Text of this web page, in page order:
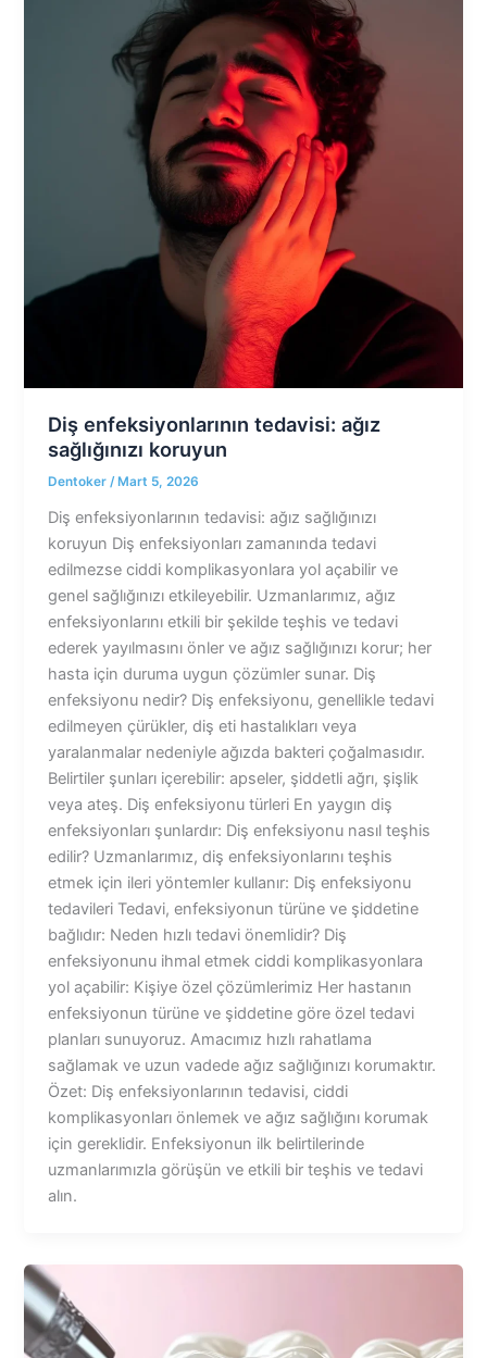
Diş enfeksiyonlarının tedavisi: ağız
sağlığınızı koruyun
Dentoker/ Mart 5, 2026
Diş enfeksiyonlarının tedavisi: ağız sağlığınızı
koruyun Diş enfeksiyonları zamanında tedavi
edilmezse ciddi komplikasyonlara yol açabilir ve
genel sağlığınızı etkileyebilir. Uzmanlarımız, ağız
enfeksiyonlarını etkili bir şekilde teşhis ve tedavi
ederek yayılmasını önler ve ağız sağlığınızı korur; her
hasta için duruma uygun çözümler sunar. Diş
enfeksiyonu nedir? Diş enfeksiyonu, genellikle tedavi
edilmeyen çürükler, diş eti hastalıkları veya
yaralanmalar nedeniyle ağızda bakteri çoğalmasıdır.
Belirtiler şunları içerebilir: apseler, şiddetli ağrı, şişlik
veya ateş. Diş enfeksiyonu türleri En yaygın diş
enfeksiyonları şunlardır: Diş enfeksiyonu nasıl teşhis
edilir? Uzmanlarımız, diş enfeksiyonlarını teşhis
etmek için ileri yöntemler kullanır: Diş enfeksiyonu
tedavileri Tedavi, enfeksiyonun türüne ve şiddetine
bağlıdır: Neden hızlı tedavi önemlidir? Diş
enfeksiyonunu ihmal etmek ciddi komplikasyonlara
yol açabilir: Kişiye özel çözümlerimiz Her hastanın
enfeksiyonun türüne ve şiddetine göre özel tedavi
planları sunuyoruz. Amacımız hızlı rahatlama
sağlamak ve uzun vadede ağız sağlığınızı korumaktır.
Özet: Diş enfeksiyonlarının tedavisi, ciddi
komplikasyonları önlemek ve ağız sağlığını korumak
için gereklidir. Enfeksiyonun ilk belirtilerinde
uzmanlarımızla görüşün ve etkili bir teşhis ve tedavi
alın.